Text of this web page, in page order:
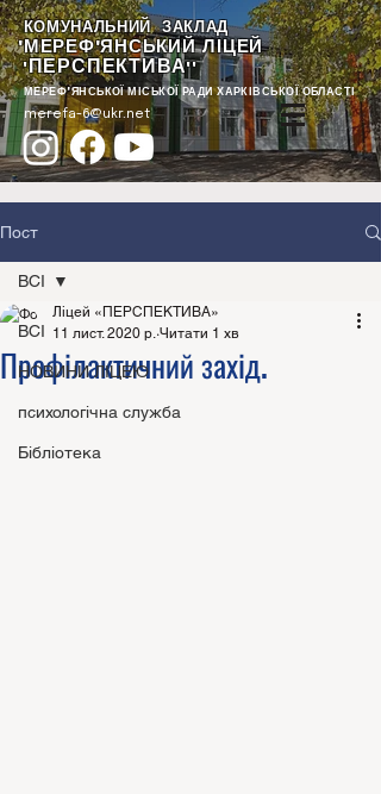
КОМУНАЛЬНИЙ ЗАКЛАД
"МЕРЕФ'ЯНСЬКИЙ ЛІЦЕЙ
"ПЕРСПЕКТИВА""
МЕРЕФ'ЯНСЬКОЇ МІСЬКОЇ РАДИ ХАРКІВСЬКОЇ ОБЛАСТІ
merefa-6@ukr.net
Пост
ВСІ
НОВИНИ ЛІЦЕЮ
психологічна служба
Бібліотека
ВСІ
Профілактичний захід.
Ліцей «ПЕРСПЕКТИВА»
11 лист. 2020 р. Читати 1 хв